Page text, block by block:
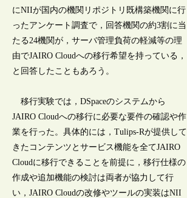
にNIIが国内の機関リポジトリ既構築機関に行
ったアンケート調査で，回答機関の約3割に当
たる24機関が，サーバ管理負荷の軽減等の理
由でJAIRO Cloudへの移行希望を持っている，
と回答したこともあろう。
移行実験では，DSpaceのシステムから
JAIRO Cloudへの移行に必要な要件の確認や作
業を行った。具体的には，Tulips-Rが提供して
きたコンテンツとサービス機能を全てJAIRO
Cloudに移行できることを前提に，移行仕様の
作成や追加機能の検討は両者が協力して行
い，JAIRO Cloudの改修やツールの実装はNII